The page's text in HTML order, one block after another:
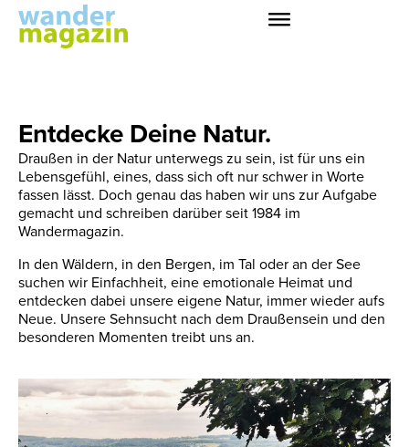
Entdecke Deine Natur.
Draußen in der Natur unterwegs zu sein, ist für uns ein
Lebensgefühl, eines, dass sich oft nur schwer in Worte
fassen lässt. Doch genau das haben wir uns zur Aufgabe
gemacht und schreiben darüber seit 1984 im
Wandermagazin.
In den Wäldern, in den Bergen, im Tal oder an der See
suchen wir Einfachheit, eine emotionale Heimat und
entdecken dabei unsere eigene Natur, immer wieder aufs
Neue. Unsere Sehnsucht nach dem Draußensein und den
besonderen Momenten treibt uns an.